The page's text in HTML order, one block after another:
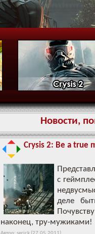
Новости,
Crysis 2: Be a true
с
деле
наконец, тру-мужиками!